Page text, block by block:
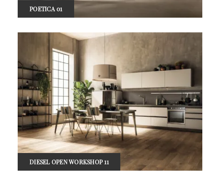
POETICA 01
DIESEL OPEN WORKSHOP 11